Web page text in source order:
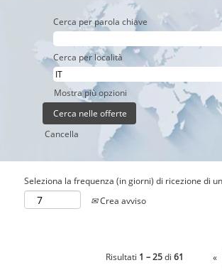
Cerca per parola chiave
Cerca per località
Mostra più opzioni
Cancella
Seleziona la frequenza (in giorni) di ricezione di
Crea avviso
Risultati 1 – 25di 61 «